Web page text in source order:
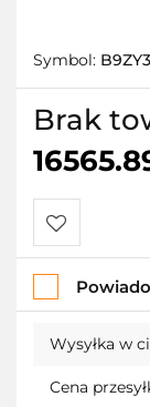
Symbol:
Brak
Do
Wysyłka w
Cena